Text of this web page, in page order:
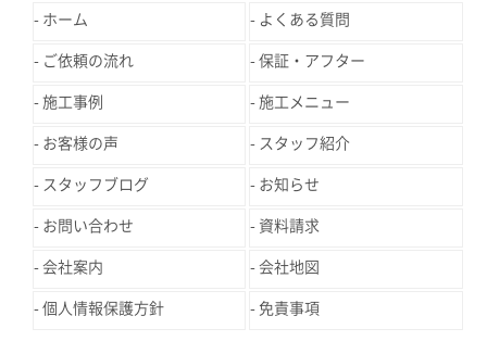
ホーム よくある質問
ご依頼の流れ 保証・アフター
施工事例 施工メニュー
お客様の声 スタッフ紹介
スタッフブログ お知らせ
お問い合わせ 資料請求
会社案内 会社地図
個人情報保護方針 免責事項